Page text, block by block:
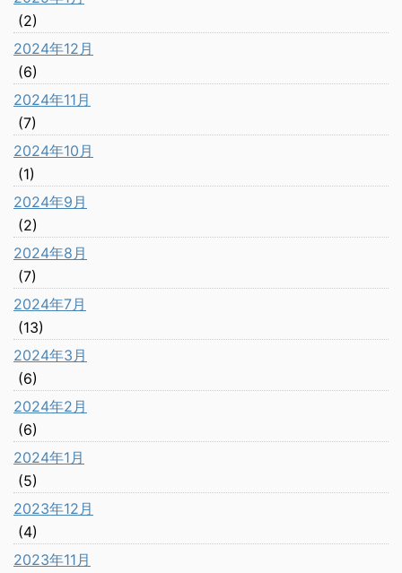
(2)
2024年12月
(6)
2024年11月
(7)
2024年10月
(1)
2024年9月
(2)
2024年8月
(7)
2024年7月
(13)
2024年3月
(6)
2024年2月
(6)
2024年1月
(5)
2023年12月
(4)
2023年11月